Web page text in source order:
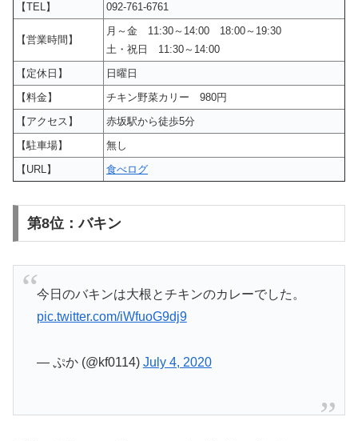
【TEL】
092-761-6761
【営業時間】
月～金 11:30～14:00 18:00～19:30
土・祝日 11:30～14:00
【定休日】
日曜日
【料金】
チキン野菜カリー 980円
【アクセス】
赤坂駅から徒歩5分
【駐車場】
無し
【URL】
食べログ
第8位：バキン
今日のバキンは大根とチキンのカレーでした。
pic.twitter.com/iWfuoG9dj9
— ぷか (@kf0114) July 4, 2020